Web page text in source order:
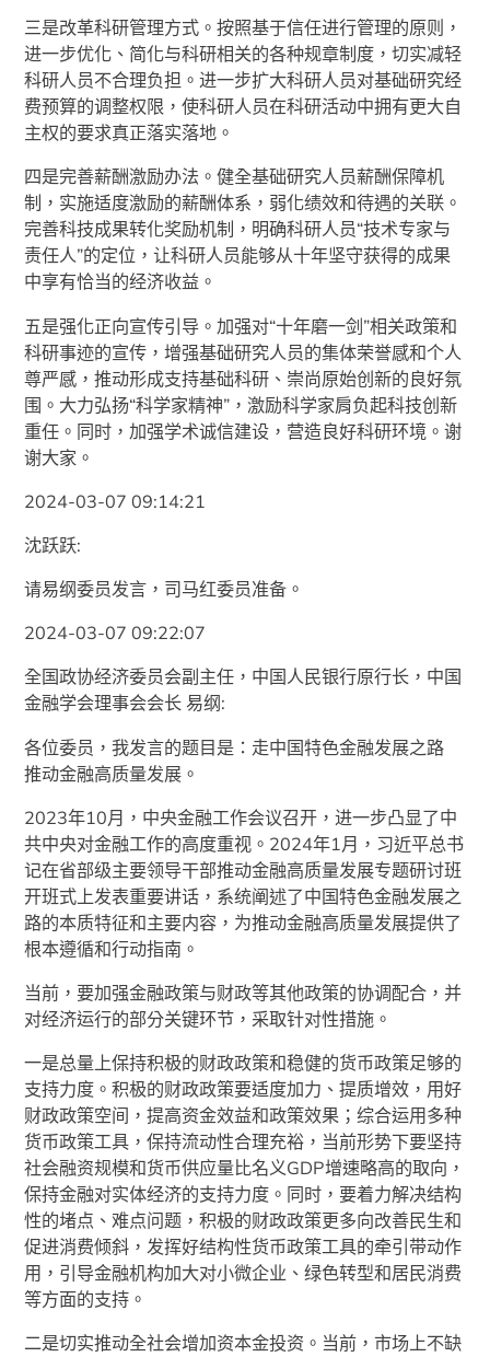
三是改革科研管理方式。按照基于信任进行管理的原则，
进一步优化、简化与科研相关的各种规章制度，切实减轻
科研人员不合理负担。进一步扩大科研人员对基础研究经
费预算的调整权限，使科研人员在科研活动中拥有更大自
主权的要求真正落实落地。
四是完善薪酬激励办法。健全基础研究人员薪酬保障机
制，实施适度激励的薪酬体系，弱化绩效和待遇的关联。
完善科技成果转化奖励机制，明确科研人员“技术专家与
责任人”的定位，让科研人员能够从十年坚守获得的成果
中享有恰当的经济收益。
五是强化正向宣传引导。加强对“十年磨一剑”相关政策和
科研事迹的宣传，增强基础研究人员的集体荣誉感和个人
尊严感，推动形成支持基础科研、崇尚原始创新的良好氛
围。大力弘扬“科学家精神”，激励科学家肩负起科技创新
重任。同时，加强学术诚信建设，营造良好科研环境。谢
谢大家。
2024-03-07 09:14:21
沈跃跃:
请易纲委员发言，司马红委员准备。
2024-03-07 09:22:07
全国政协经济委员会副主任，中国人民银行原行长，中国
金融学会理事会会长 易纲:
各位委员，我发言的题目是：走中国特色金融发展之路
推动金融高质量发展。
2023年10月，中央金融工作会议召开，进一步凸显了中
共中央对金融工作的高度重视。2024年1月，习近平总书
记在省部级主要领导干部推动金融高质量发展专题研讨班
开班式上发表重要讲话，系统阐述了中国特色金融发展之
路的本质特征和主要内容，为推动金融高质量发展提供了
根本遵循和行动指南。
当前，要加强金融政策与财政等其他政策的协调配合，并
对经济运行的部分关键环节，采取针对性措施。
一是总量上保持积极的财政政策和稳健的货币政策足够的
支持力度。积极的财政政策要适度加力、提质增效，用好
财政政策空间，提高资金效益和政策效果；综合运用多种
货币政策工具，保持流动性合理充裕，当前形势下要坚持
社会融资规模和货币供应量比名义GDP增速略高的取向，
保持金融对实体经济的支持力度。同时，要着力解决结构
性的堵点、难点问题，积极的财政政策更多向改善民生和
促进消费倾斜，发挥好结构性货币政策工具的牵引带动作
用，引导金融机构加大对小微企业、绿色转型和居民消费
等方面的支持。
二是切实推动全社会增加资本金投资。当前，市场上不缺